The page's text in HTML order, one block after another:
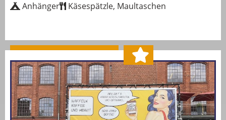
Anhänger Käsespätzle, Maultaschen
MEHR ERFAHREN